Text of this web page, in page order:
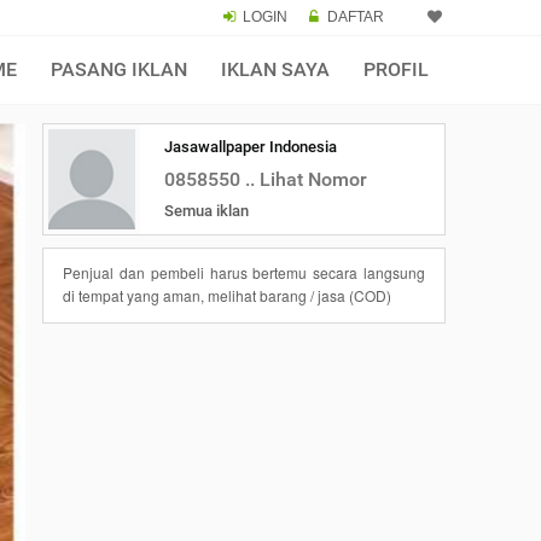
LOGIN DAFTAR
PASANG IKLAN IKLAN SAYA PROFIL
Jasawallpaper Indonesia
0858550 .. Lihat Nomor
Semua iklan
Penjual dan pembeli harus bertemu secara langsung
di tempat yang aman, melihat barang / jasa (COD)